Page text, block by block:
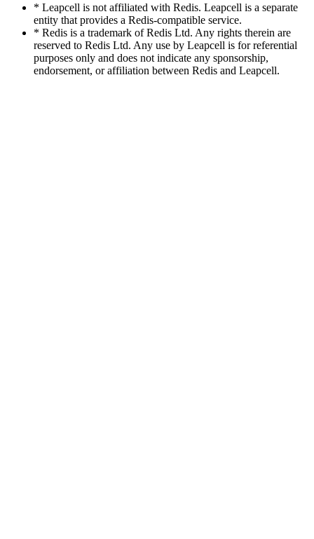
* Leapcell is not affiliated with Redis. Leapcell is a separate
entity that provides a Redis-compatible service.
* Redis is a trademark of Redis Ltd. Any rights therein are
reserved to Redis Ltd. Any use by Leapcell is for referential
purposes only and does not indicate any sponsorship,
endorsement, or affiliation between Redis and Leapcell.